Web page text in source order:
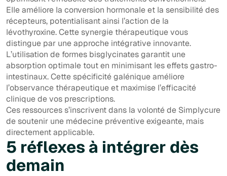
Elle améliore la conversion hormonale et la sensibilité des
récepteurs, potentialisant ainsi l’action de la
lévothyroxine. Cette synergie thérapeutique vous
distingue par une approche intégrative innovante.
L’utilisation de formes bisglycinates garantit une
absorption optimale tout en minimisant les effets gastro-
intestinaux. Cette spécificité galénique améliore
l’observance thérapeutique et maximise l’efficacité
clinique de vos prescriptions.
Ces ressources s’inscrivent dans la volonté de Simplycure
de soutenir une médecine préventive exigeante, mais
directement applicable.
5 réflexes à intégrer dès
demain